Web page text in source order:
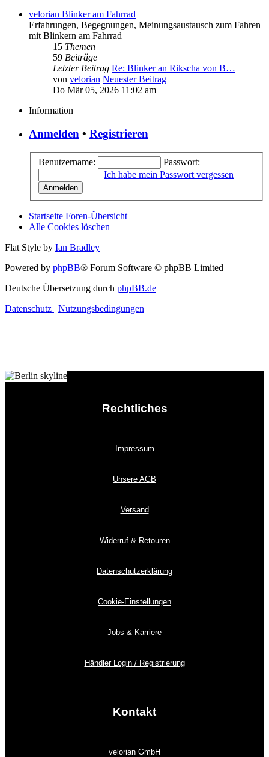
velorian Blinker am Fahrrad
Erfahrungen, Begegnungen, Meinungsaustausch zum Fahren
mit Blinkern am Fahrrad
15 Themen
59 Beiträge
Letzter Beitrag Re: Blinker an Rikscha von B…
von velorian Neuester Beitrag
Do Mär 05, 2026 11:02 am
Information
Anmelden • Registrieren
Benutzername:
Passwort:
Ich habe mein Passwort vergessen
Startseite Foren-Übersicht
Alle Cookies löschen
Flat Style by Ian Bradley
Powered by phpBB® Forum Software © phpBB Limited
Deutsche Übersetzung durch phpBB.de
Datenschutz | Nutzungsbedingungen
Rechtliches
Impressum
Unsere AGB
Versand
Widerruf & Retouren
Datenschutzerklärung
Cookie-Einstellungen
Jobs & Karriere
Händler Login / Registrierung
Kontakt
velorian GmbH